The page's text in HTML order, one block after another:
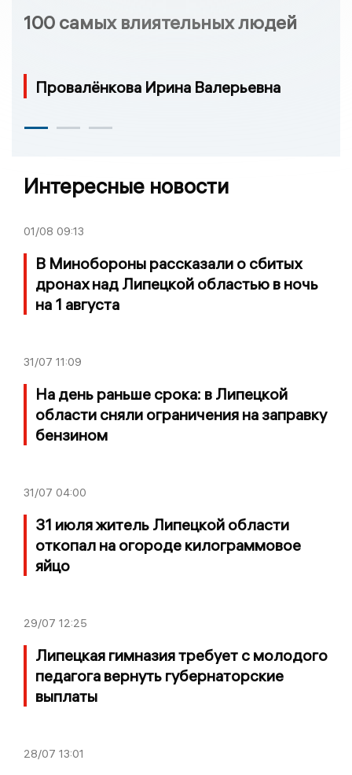
100 самых влиятельных людей
Провалёнкова Ирина Валерьевна
Интересные новости
01/08 09:13
В Минобороны рассказали о сбитых
дронах над Липецкой областью в ночь
на 1 августа
31/07 11:09
На день раньше срока: в Липецкой
области сняли ограничения на заправку
бензином
31/07 04:00
31 июля житель Липецкой области
откопал на огороде килограммовое
яйцо
29/07 12:25
Липецкая гимназия требует с молодого
педагога вернуть губернаторские
выплаты
28/07 13:01